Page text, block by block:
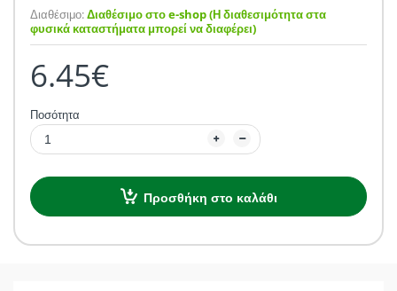
Διαθέσιμο:Διαθέσιμο στο e-shop (Η διαθεσιμότητα στα
φυσικά καταστήματα μπορεί να διαφέρει)
6.45€
Ποσότητα
Προσθήκη στο καλάθι